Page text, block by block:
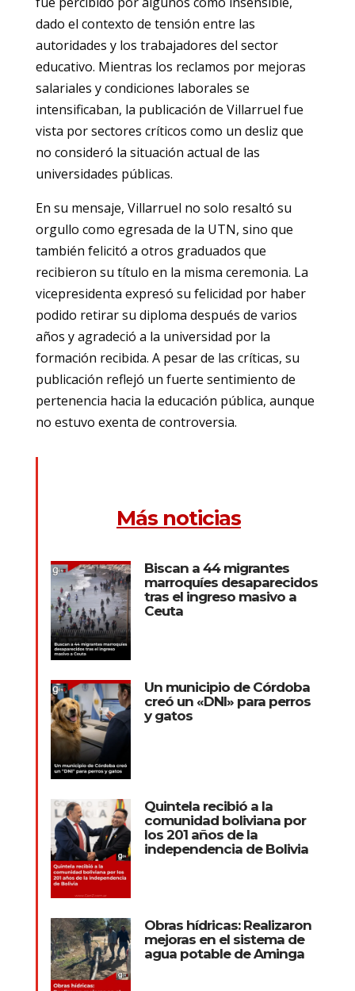
dado el contexto de tensión entre las
autoridades y los trabajadores del sector
educativo. Mientras los reclamos por mejoras
salariales y condiciones laborales se
intensificaban, la publicación de Villarruel fue
vista por sectores críticos como un desliz que
no consideró la situación actual de las
universidades públicas.
En su mensaje, Villarruel no solo resaltó su
orgullo como egresada de la UTN, sino que
también felicitó a otros graduados que
recibieron su título en la misma ceremonia. La
vicepresidenta expresó su felicidad por haber
podido retirar su diploma después de varios
años y agradeció a la universidad por la
formación recibida. A pesar de las críticas, su
publicación reflejó un fuerte sentimiento de
pertenencia hacia la educación pública, aunque
no estuvo exenta de controversia.
Más noticias
Biscan a 44 migrantes
marroquíes desaparecidos
tras el ingreso masivo a
Ceuta
Un municipio de Córdoba
creó un «DNI» para perros
y gatos
Quintela recibió a la
comunidad boliviana por
los 201 años de la
independencia de Bolivia
Obras hídricas: Realizaron
mejoras en el sistema de
agua potable de Aminga